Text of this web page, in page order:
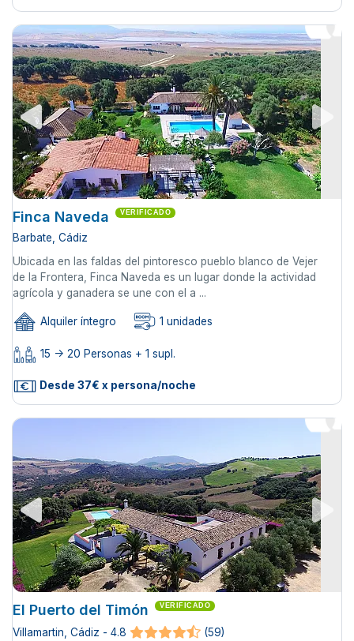
Finca Naveda VERIFICADO
Barbate, Cádiz
Ubicada en las faldas del pintoresco pueblo blanco de Vejer
de la Frontera, Finca Naveda es un lugar donde la actividad
agrícola y ganadera se une con el a ...
Alquiler íntegro 1 unidades
15 -> 20 Personas + 1 supl.
Desde 37€ x persona/noche
El Puerto del Timón VERIFICADO
Villamartin, Cádiz - 4.8 (59)